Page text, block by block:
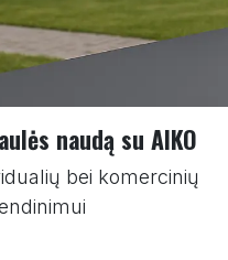
naudą su AIKO
bei komercinių